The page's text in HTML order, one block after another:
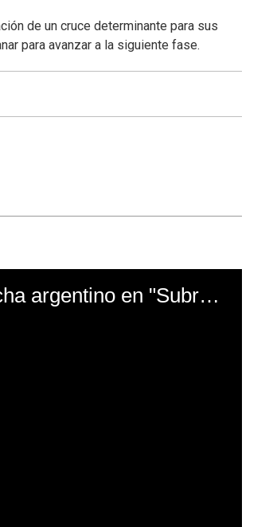
de un cruce determinante para sus
para avanzar a la siguiente fase.
El mal momento de Yanina Gasañol con un hincha argentino en "Subrayado"